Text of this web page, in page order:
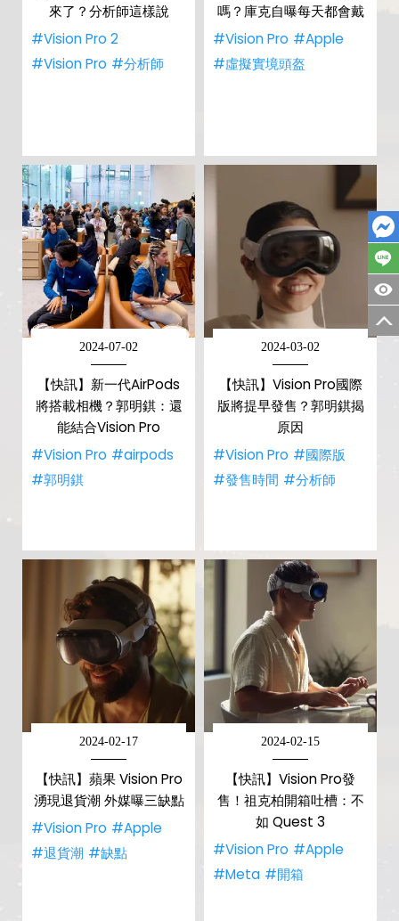
來了？分析師這樣說
#Vision Pro 2
#Vision Pro #分析師
嗎？庫克自曝每天都會戴
#Vision Pro #Apple
#虛擬實境頭盔
2024-07-02
【快訊】新一代AirPods
將搭載相機？郭明錤：還
能結合Vision Pro
#Vision Pro #airpods
#郭明錤
2024-03-02
【快訊】Vision Pro國際
版將提早發售？郭明錤揭
原因
#Vision Pro #國際版
#發售時間 #分析師
2024-02-17
【快訊】蘋果 Vision Pro
湧現退貨潮 外媒曝三缺點
#Vision Pro #Apple
#退貨潮 #缺點
2024-02-15
【快訊】Vision Pro發
售！祖克柏開箱吐槽：不
如 Quest 3
#Vision Pro #Apple
#Meta #開箱